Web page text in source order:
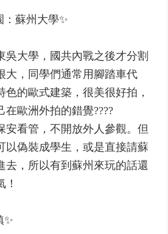
：蘇州大學✨
吳大學，國共內戰之後才分割
大，同學們通常用腳踏車代
色的歐式建築，很美很好拍，
歐洲外拍的錯覺????
安看管，不開放外人參觀。但
以偽裝成學生，或是直接請蘇
去，所以有到蘇州來玩的話還
✨